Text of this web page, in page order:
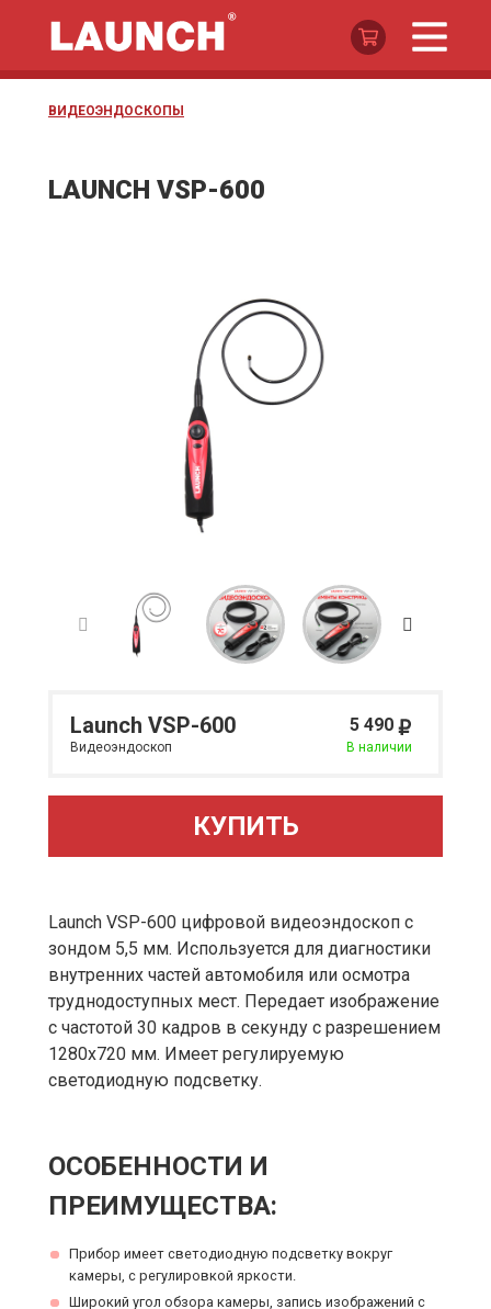
ВИДЕОЭНДОСКОПЫ
LAUNCH VSP-600
Launch VSP-600
Видеоэндоскоп
5 490
В наличии
КУПИТЬ
Launch VSP-600 цифровой видеоэндоскоп с
зондом 5,5 мм. Используется для диагностики
внутренних частей автомобиля или осмотра
труднодоступных мест. Передает изображение
с частотой 30 кадров в секунду с разрешением
1280х720 мм. Имеет регулируемую
светодиодную подсветку.
ОСОБЕННОСТИ И
ПРЕИМУЩЕСТВА:
Прибор имеет светодиодную подсветку вокруг
камеры, с регулировкой яркости.
Широкий угол обзора камеры, запись изображений с